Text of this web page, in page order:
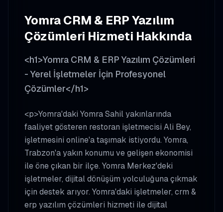
YomraCRM & ERP Yazılım
Çözümleri Hizmeti Hakkında
<h1>Yomra CRM & ERP Yazılım Çözümleri
- Yerel İşletmeler İçin Profesyonel
Çözümler</h1>
<p>Yomra'daki Yomra Sahil yakınlarında
faaliyet gösteren restoran işletmecisi Ali Bey,
işletmesini online'a taşımak istiyordu. Yomra,
Trabzon'a yakın konumu ve gelişen ekonomisi
ile öne çıkan bir ilçe. Yomra Merkez'deki
işletmeler, dijital dönüşüm yolculuğuna çıkmak
için destek arıyor. Yomra'daki işletmeler, crm &
erp yazılım çözümleri hizmeti ile dijital